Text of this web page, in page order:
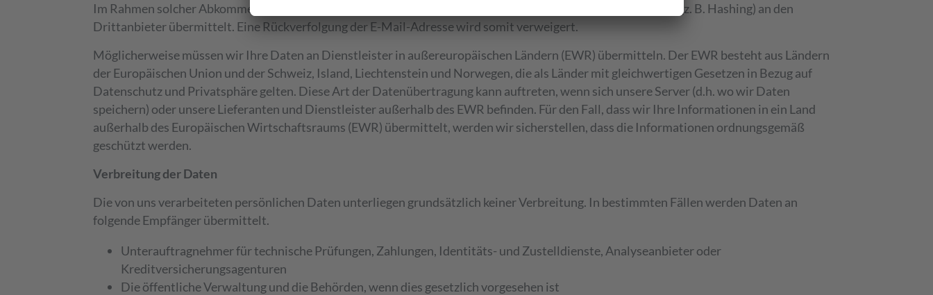
Im Rahmen solcher Abkommen werden E-Mail-Adressen der Nutzer mittels kryptographischer Mechanismen (z. B. Hashing) an den
Drittanbieter übermittelt. Eine Rückverfolgung der E-Mail-Adresse wird somit verweigert.
Möglicherweise müssen wir Ihre Daten an Dienstleister in außereuropäischen Ländern (EWR) übermitteln. Der EWR besteht aus Ländern
der Europäischen Union und der Schweiz, Island, Liechtenstein und Norwegen, die als Länder mit gleichwertigen Gesetzen in Bezug auf
Datenschutz und Privatsphäre gelten. Diese Art der Datenübertragung kann auftreten, wenn sich unsere Server (d.h. wo wir Daten
speichern) oder unsere Lieferanten und Dienstleister außerhalb des EWR befinden. Für den Fall, dass wir Ihre Informationen in ein Land
außerhalb des Europäischen Wirtschaftsraums (EWR) übermittelt, werden wir sicherstellen, dass die Informationen ordnungsgemäß
geschützt werden.
Verbreitung der Daten
Die von uns verarbeiteten persönlichen Daten unterliegen grundsätzlich keiner Verbreitung. In bestimmten Fällen werden Daten an
folgende Empfänger übermittelt.
Unterauftragnehmer für technische Prüfungen, Zahlungen, Identitäts- und Zustelldienste, Analyseanbieter oder
Kreditversicherungsagenturen
Die öffentliche Verwaltung und die Behörden, wenn dies gesetzlich vorgesehen ist